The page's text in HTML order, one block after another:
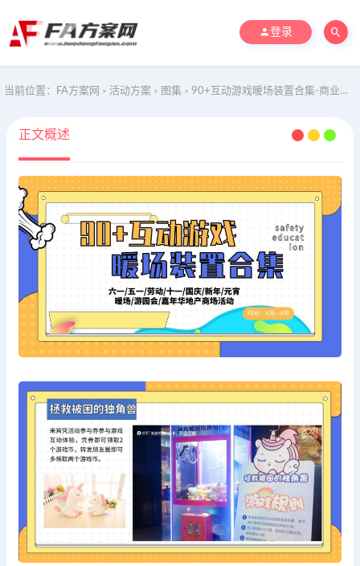
登录
当前位置： FA方案网 > 活动方案 > 图集 > 90+互动游戏暖场装置合集-商业地产市集嘉年华活动策划方案
正文概述